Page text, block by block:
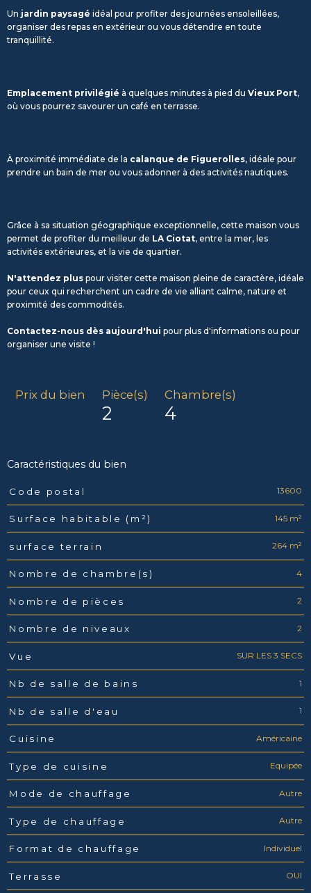
Un jardin paysagé idéal pour profiter des journées ensoleillées,
organiser des repas en extérieur ou vous détendre en toute
tranquillité.
Emplacement privilégié à quelques minutes à pied du Vieux Port,
où vous pourrez savourer un café en terrasse.
À proximité immédiate de la calanque de Figuerolles, idéale pour
prendre un bain de mer ou vous adonner à des activités nautiques.
Grâce à sa situation géographique exceptionnelle, cette maison vous
permet de profiter du meilleur de LA Ciotat, entre la mer, les
activités extérieures, et la vie de quartier.
N'attendez plus pour visiter cette maison pleine de caractère, idéale
pour ceux qui recherchent un cadre de vie alliant calme, nature et
proximité des commodités.
Contactez-nous dès aujourd'hui pour plus d'informations ou pour
organiser une visite !
Prix du bien Pièce(s)
2
Chambre(s)
4
Caractéristiques du bien
Caractéristiques Valeurs
Code postal 13600
Surface habitable (m²) 145 m²
surface terrain 264 m²
Nombre de chambre(s) 4
Nombre de pièces 2
Nombre de niveaux 2
Vue SUR LES 3 SECS
Nb de salle de bains 1
Nb de salle d'eau 1
Cuisine Américaine
Type de cuisine Equipée
Mode de chauffage Autre
Type de chauffage Autre
Format de chauffage Individuel
Terrasse OUI